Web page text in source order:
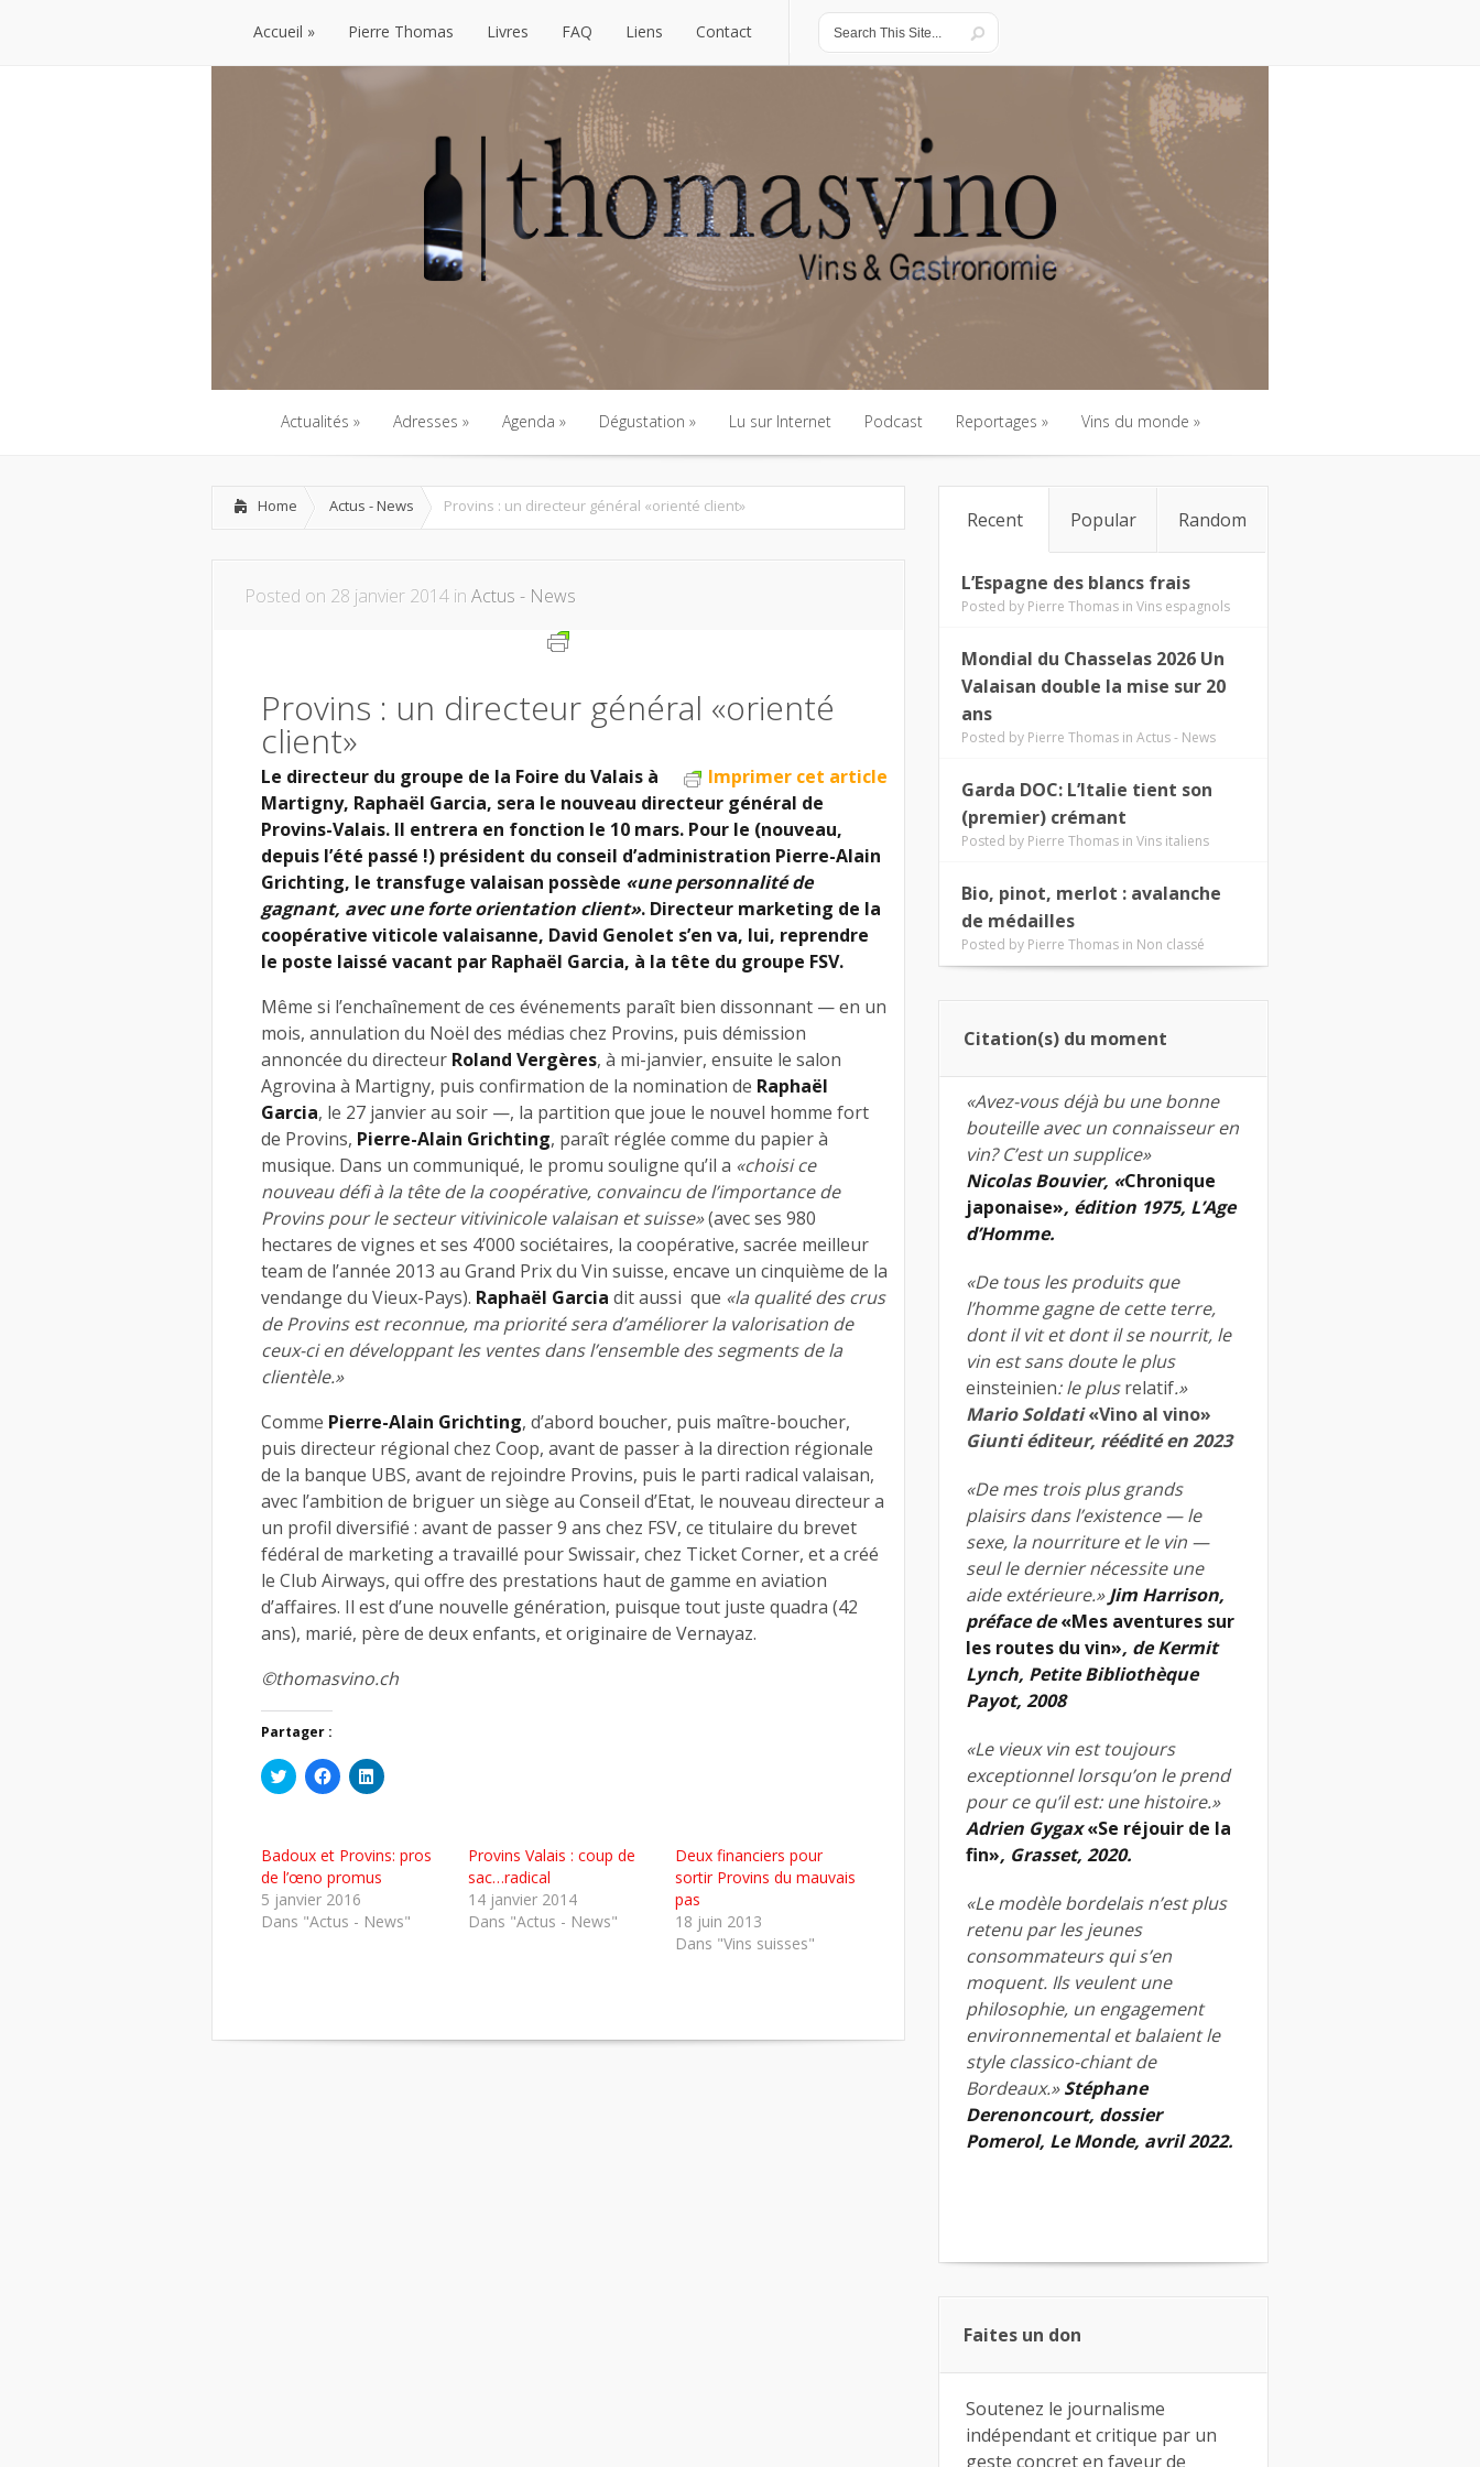
Accueil
Accueil
Pierre Thomas Livres FAQ Liens Contact
Actualités
Actualités
Adresses
Adresses
Agenda
Agenda
Dégustation
Dégustation
Lu sur Internet
Lu sur Internet
Podcast
Podcast
Reportages
Reportages
Vins du monde
Vins du monde
Home Actus - News Provins : un directeur général «orienté client»
Posted on 28 janvier 2014 in Actus - News
Provins : un directeur général «orienté
client»
Imprimer cet article
Le directeur du groupe de la Foire du Valais à
Martigny, Raphaël Garcia, sera le nouveau directeur général de
Provins-Valais. Il entrera en fonction le 10 mars. Pour le (nouveau,
depuis l’été passé !) président du conseil d’administration Pierre-Alain
Grichting, le transfuge valaisan possède «une personnalité de
gagnant, avec une forte orientation client». Directeur marketing de la
coopérative viticole valaisanne, David Genolet s’en va, lui, reprendre
le poste laissé vacant par Raphaël Garcia, à la tête du groupe FSV.
Même si l’enchaînement de ces événements paraît bien dissonnant — en un
mois, annulation du Noël des médias chez Provins, puis démission
annoncée du directeur Roland Vergères, à mi-janvier, ensuite le salon
Agrovina à Martigny, puis confirmation de la nomination de Raphaël
Garcia, le 27 janvier au soir —, la partition que joue le nouvel homme fort
de Provins, Pierre-Alain Grichting, paraît réglée comme du papier à
musique. Dans un communiqué, le promu souligne qu’il a «choisi ce
nouveau défi à la tête de la coopérative, convaincu de l’importance de
Provins pour le secteur vitivinicole valaisan et suisse»(avec ses 980
hectares de vignes et ses 4’000 sociétaires, la coopérative, sacrée meilleur
team de l’année 2013 au Grand Prix du Vin suisse, encave un cinquième de la
vendange du Vieux-Pays). Raphaël Garcia dit aussi que «la qualité des crus
de Provins est reconnue, ma priorité sera d’améliorer la valorisation de
ceux-ci en développant les ventes dans l’ensemble des segments de la
clientèle.»
Comme Pierre-Alain Grichting, d’abord boucher, puis maître-boucher,
puis directeur régional chez Coop, avant de passer à la direction régionale
de la banque UBS, avant de rejoindre Provins, puis le parti radical valaisan,
avec l’ambition de briguer un siège au Conseil d’Etat, le nouveau directeur a
un profil diversifié : avant de passer 9 ans chez FSV, ce titulaire du brevet
fédéral de marketing a travaillé pour Swissair, chez Ticket Corner, et a créé
le Club Airways, qui offre des prestations haut de gamme en aviation
d’affaires. Il est d’une nouvelle génération, puisque tout juste quadra (42
ans), marié, père de deux enfants, et originaire de Vernayaz.
©thomasvino.ch
Partager :
Cliquez
pour
une
nouvelle
fenêtre)
Cliquez
pour
une
nouvelle
fenêtre)
Cliquez
pour
une
nouvelle
fenêtre)
Badoux et Provins: pros
de l’œno promus
5 janvier 2016
Dans "Actus - News"
Provins Valais : coup de
sac…radical
14 janvier 2014
Dans "Actus - News"
Deux financiers pour
sortir Provins du mauvais
pas
18 juin 2013
Dans "Vins suisses"
Recent Popular Random
L’Espagne des blancs frais
Posted by Pierre Thomas in Vins espagnols
Mondial du Chasselas 2026 Un
Valaisan double la mise sur 20
ans
Posted by Pierre Thomas in Actus - News
Garda DOC: L’Italie tient son
(premier) crémant
Posted by Pierre Thomas in Vins italiens
Bio, pinot, merlot : avalanche
de médailles
Posted by Pierre Thomas in Non classé
Citation(s) du moment
«Avez-vous déjà bu une bonne
bouteille avec un connaisseur en
vin? C’est un supplice»
Nicolas Bouvier, «Chronique
japonaise», édition 1975, L’Age
d’Homme.
«De tous les produits que
l’homme gagne de cette terre,
dont il vit et dont il se nourrit, le
vin est sans doute le plus
einsteinien: le plusrelatif.»
Mario Soldati«Vino al vino»
Giunti éditeur, réédité en 2023
«De mes trois plus grands
plaisirs dans l’existence — le
sexe, la nourriture et le vin —
seul le dernier nécessite une
aide extérieure.»Jim Harrison,
préface de«Mes aventures sur
les routes du vin», de Kermit
Lynch, Petite Bibliothèque
Payot, 2008
«Le vieux vin est toujours
exceptionnel lorsqu’on le prend
pour ce qu’il est: une histoire.»
Adrien Gygax«Se réjouir de la
fin», Grasset, 2020.
«Le modèle bordelais n’est plus
retenu par les jeunes
consommateurs qui s’en
moquent. Ils veulent une
philosophie, un engagement
environnemental et balaient le
style classico-chiant de
Bordeaux.»Stéphane
Derenoncourt, dossier
Pomerol, Le Monde, avril 2022.
Faites un don
Soutenez le journalisme
indépendant et critique par un
geste concret en faveur de